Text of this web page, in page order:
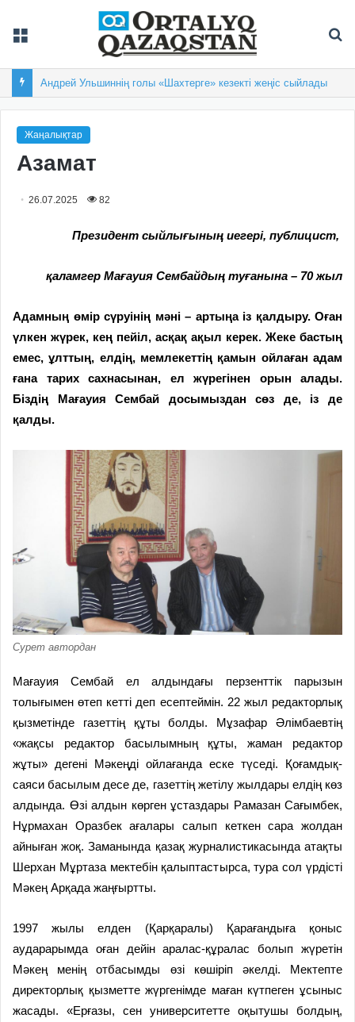
Андрей Ульшиннің голы «Шахтерге» кезекті жеңіс сыйлады
Жаңалықтар
Азамат
26.07.2025 82
Президент сыйлығының иегері, публицист,
қаламгер Мағауия Сембайдың туғанына – 70 жыл
Адамның өмір сүруінің мәні – артыңа із қалдыру. Оған
үлкен жүрек, кең пейіл, асқақ ақыл керек. Жеке бастың
емес, ұлттың, елдің, мемлекеттің қамын ойлаған адам
ғана тарих сахнасынан, ел жүрегінен орын алады.
Біздің Мағауия Сембай досымыздан сөз де, із де
қалды.
Сурет автордан
Мағауия Сембай ел алдындағы перзенттік парызын
толығымен өтеп кетті деп есептеймін. 22 жыл редакторлық
қызметінде газеттің құты болды. Мұзафар Әлімбаевтің
«жақсы редактор басылымның құты, жаман редактор
жұты» дегені Мәкеңді ойлағанда еске түседі. Қоғамдық-
саяси басылым десе де, газеттің жетілу жылдары елдің көз
алдында. Өзі алдын көрген ұстаздары Рамазан Сағымбек,
Нұрмахан Оразбек ағалары салып кеткен сара жолдан
айныған жоқ. Заманында қазақ журналистикасында атақты
Шерхан Мұртаза мектебін қалыптастырса, тура сол үрдісті
Мәкең Арқада жаңғыртты.
1997 жылы елден (Қарқаралы) Қарағандыға қоныс
аударарымда оған дейін аралас-құралас болып жүретін
Мәкең менің отбасымды өзі көшіріп әкелді. Мектепте
директорлық қызметте жүргенімде маған күтпеген ұсыныс
жасады. «Ерғазы, сен университетте оқытушы болдың,